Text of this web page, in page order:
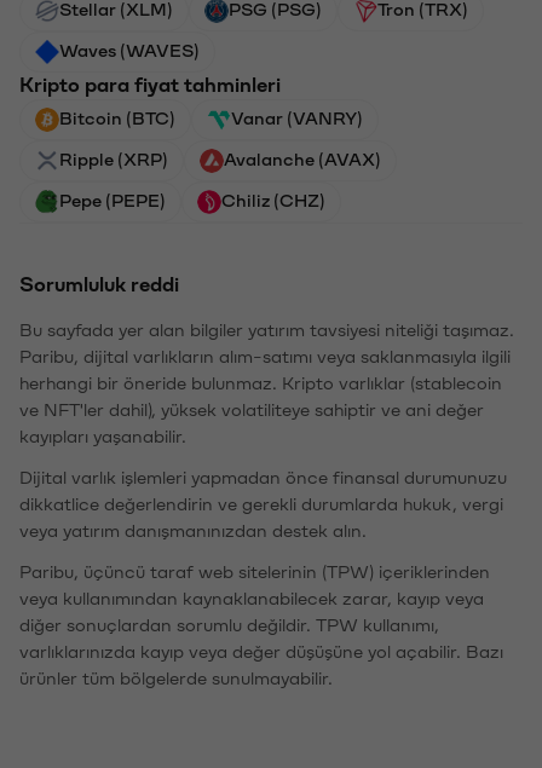
Stellar (XLM) PSG (PSG) Tron (TRX)
Waves (WAVES)
Kripto para fiyat tahminleri
Bitcoin (BTC) Vanar (VANRY)
Ripple (XRP) Avalanche (AVAX)
Pepe (PEPE) Chiliz (CHZ)
Sorumluluk reddi
Bu sayfada yer alan bilgiler yatırım tavsiyesi niteliği taşımaz.
Paribu, dijital varlıkların alım-satımı veya saklanmasıyla ilgili
herhangi bir öneride bulunmaz. Kripto varlıklar (stablecoin
ve NFT'ler dahil), yüksek volatiliteye sahiptir ve ani değer
kayıpları yaşanabilir.
Dijital varlık işlemleri yapmadan önce finansal durumunuzu
dikkatlice değerlendirin ve gerekli durumlarda hukuk, vergi
veya yatırım danışmanınızdan destek alın.
Paribu, üçüncü taraf web sitelerinin (TPW) içeriklerinden
veya kullanımından kaynaklanabilecek zarar, kayıp veya
diğer sonuçlardan sorumlu değildir. TPW kullanımı,
varlıklarınızda kayıp veya değer düşüşüne yol açabilir. Bazı
ürünler tüm bölgelerde sunulmayabilir.